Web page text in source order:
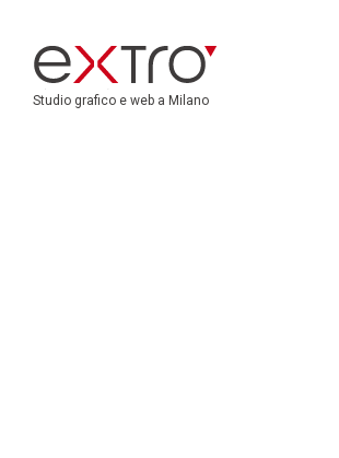
Studio grafico e web a Milano